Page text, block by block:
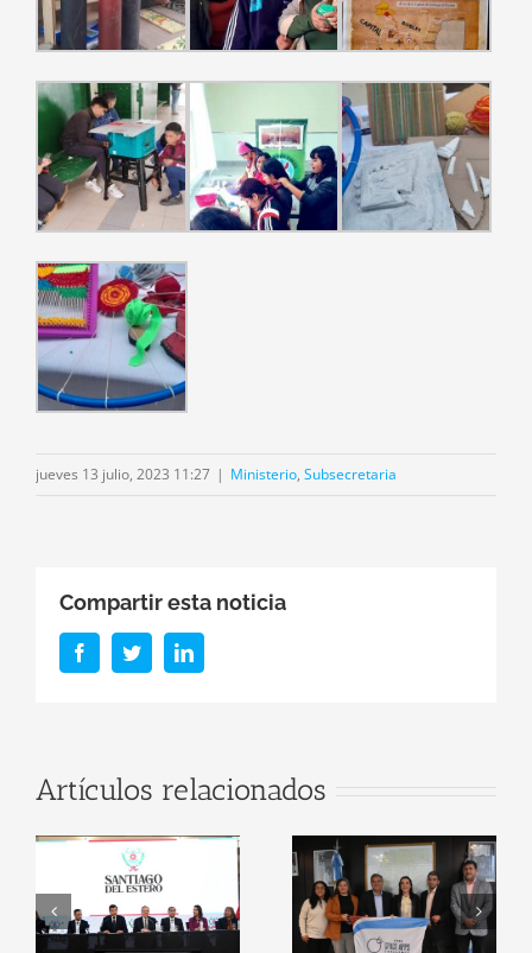
jueves 13 julio, 2023 11:27 | Ministerio, Subsecretaria
Compartir esta noticia
FacebookTwitterLinkedIn
Artículos relacionados
Santiago del
Estero será
sede oficial del
NASA Space
Ministerio de
Educación y el
ITSE